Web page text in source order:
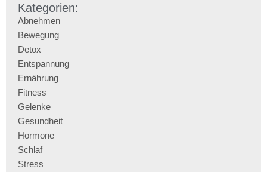
Kategorien:
Abnehmen
Bewegung
Detox
Entspannung
Ernährung
Fitness
Gelenke
Gesundheit
Hormone
Schlaf
Stress